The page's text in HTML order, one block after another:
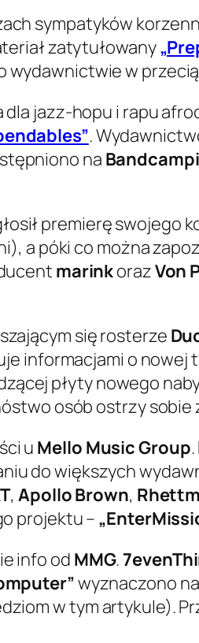
sympatyków
zatytułowany
wydawnictwie w
jazz-hopu i rapu
.
na
premierę swojego
a póki co można
marinkorazVon
się rosterze
informacjami o
płyty nowego
osób ostrzy sobie
uMello Music Group
do większych
,Apollo Brown,
projektu –
info od MMG.
wyznaczono
w tym artykule).